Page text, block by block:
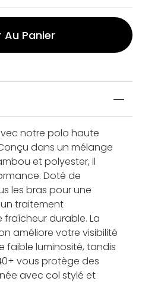
Panier
notre polo haute
dans un mélange
et polyester, il
Doté de
les bras pour une
traitement
durable. La
améliore votre visibilité
faible luminosité, tandis
vous protège des
avec col stylé et